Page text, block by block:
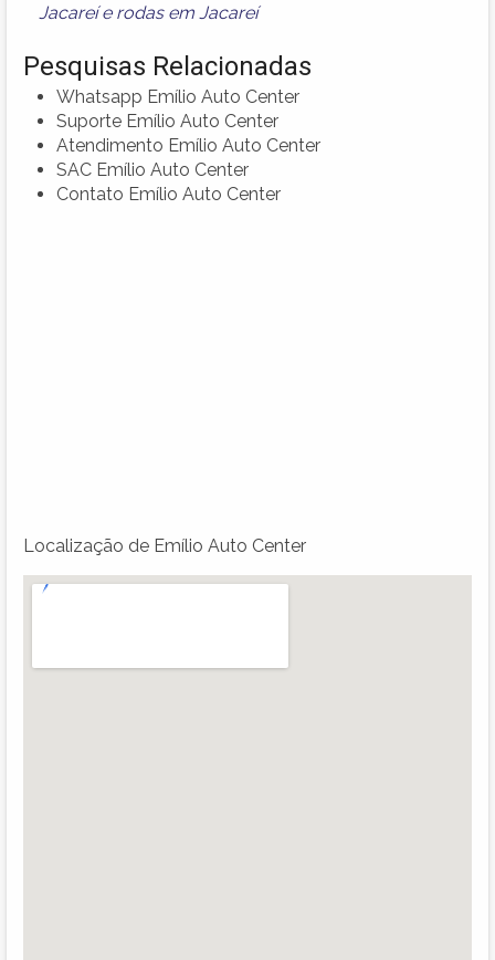
Jacareíe rodas em Jacareí
Pesquisas Relacionadas
Whatsapp Emílio Auto Center
Suporte Emílio Auto Center
Atendimento Emílio Auto Center
SAC Emílio Auto Center
Contato Emílio Auto Center
Localização de Emílio Auto Center